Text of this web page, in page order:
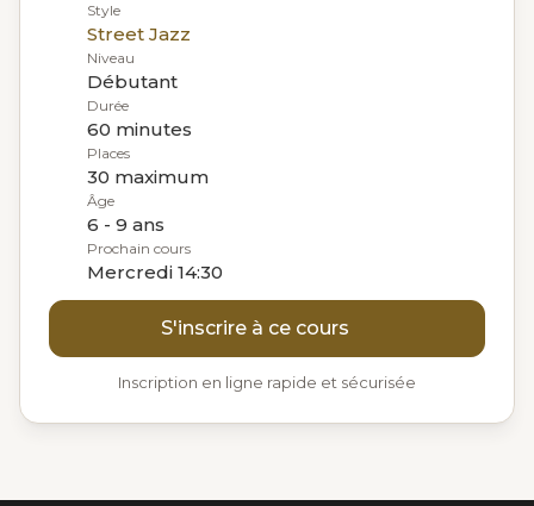
Style
Street Jazz
Niveau
Débutant
Durée
60 minutes
Places
30 maximum
Âge
6 - 9 ans
Prochain cours
Mercredi 14:30
S'inscrire à ce cours
Inscription en ligne rapide et sécurisée